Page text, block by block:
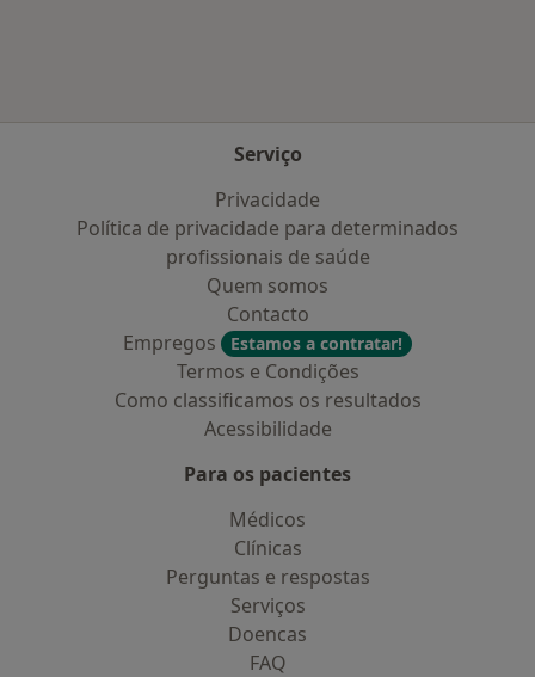
Serviço
Privacidade
Política de privacidade para determinados
profissionais de saúde
Quem somos
Contacto
Empregos
Estamos a contratar!
Termos e Condições
Como classificamos os resultados
Acessibilidade
Para os pacientes
Médicos
Clínicas
Perguntas e respostas
Serviços
Doencas
FAQ